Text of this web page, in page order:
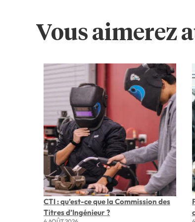
Vous aimerez
CTI : qu’est-ce que la Commission des
Titres d’Ingénieur ?